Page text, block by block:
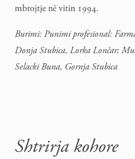
mbrojtje në vitin 1994.
Burimi: Punimi profesional:
Donja Stubica, Lorka Lončar;
Selacki Buna, Gornja Stubica
Shtrirja kohore